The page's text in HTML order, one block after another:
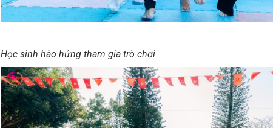
Học sinh hào hứng tham gia trò chơi